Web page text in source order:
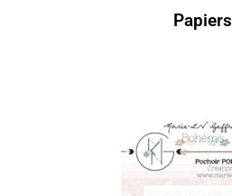
Papiers